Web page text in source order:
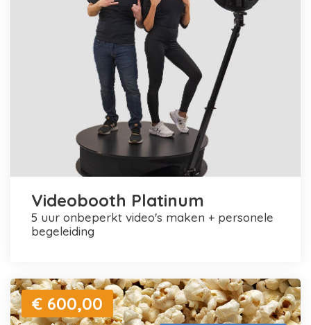
Videobooth Platinum
5 uur onbeperkt video's maken + personele
begeleiding
€ 600,00